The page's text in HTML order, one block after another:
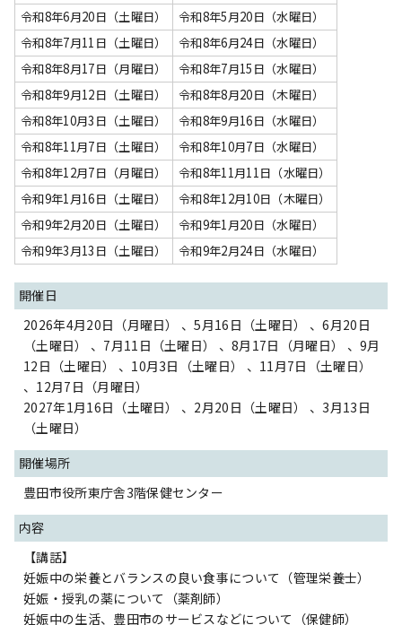
令和8年6月20日（土曜日）
令和8年5月20日（水曜日）
令和8年7月11日（土曜日）
令和8年6月24日（水曜日）
令和8年8月17日（月曜日）
令和8年7月15日（水曜日）
令和8年9月12日（土曜日）
令和8年8月20日（木曜日）
令和8年10月3日（土曜日）
令和8年9月16日（水曜日）
令和8年11月7日（土曜日）
令和8年10月7日（水曜日）
令和8年12月7日（月曜日）
令和8年11月11日（水曜日）
令和9年1月16日（土曜日）
令和8年12月10日（木曜日）
令和9年2月20日（土曜日）
令和9年1月20日（水曜日）
令和9年3月13日（土曜日）
令和9年2月24日（水曜日）
開催日
2026年4月20日（月曜日） 、5月16日（土曜日） 、6月20日
（土曜日） 、7月11日（土曜日） 、8月17日（月曜日） 、9月
12日（土曜日） 、10月3日（土曜日） 、11月7日（土曜日）
、12月7日（月曜日）
2027年1月16日（土曜日） 、2月20日（土曜日） 、3月13日
（土曜日）
開催場所
豊田市役所東庁舎3階保健センター
内容
【講話】
妊娠中の栄養とバランスの良い食事について（管理栄養士）
妊娠・授乳の薬について（薬剤師）
妊娠中の生活、豊田市のサービスなどについて（保健師）